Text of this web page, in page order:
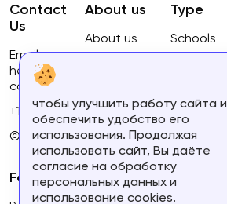
About us
About us
Terms of
use
Type
Schools
For partners
Contact
Us
Email:
hello@ca-
courses.com
+16134168460
© 2023.
чтобы улучшить работу сайта и
обеспечить удобство его
использования. Продолжая
использовать сайт, Вы даёте
согласие на обработку
персональных данных и
использование cookies.